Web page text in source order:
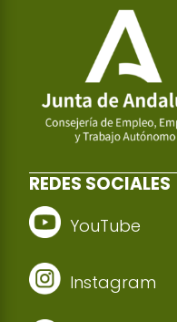
REDES SOCIALES
YouTube
Instagram